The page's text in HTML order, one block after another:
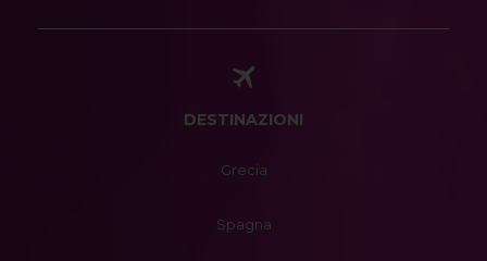
DESTINAZIONI
Grecia
Spagna